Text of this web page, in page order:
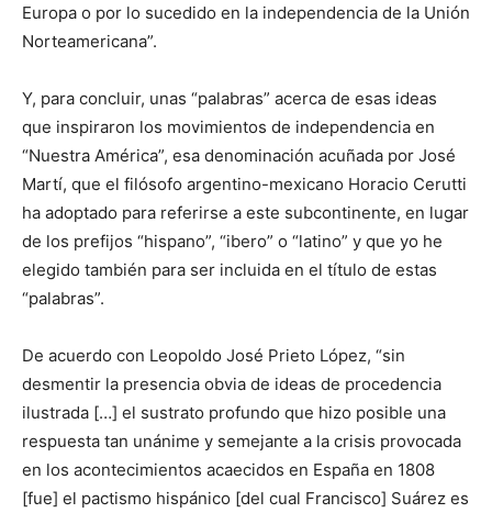
Europa o por lo sucedido en la independencia de la Unión
Norteamericana”.
Y, para concluir, unas “palabras” acerca de esas ideas
que inspiraron los movimientos de independencia en
“Nuestra América”, esa denominación acuñada por José
Martí, que el filósofo argentino-mexicano Horacio Cerutti
ha adoptado para referirse a este subcontinente, en lugar
de los prefijos “hispano”, “ibero” o “latino” y que yo he
elegido también para ser incluida en el título de estas
“palabras”.
De acuerdo con Leopoldo José Prieto López, “sin
desmentir la presencia obvia de ideas de procedencia
ilustrada […] el sustrato profundo que hizo posible una
respuesta tan unánime y semejante a la crisis provocada
en los acontecimientos acaecidos en España en 1808
[fue] el pactismo hispánico [del cual Francisco] Suárez es